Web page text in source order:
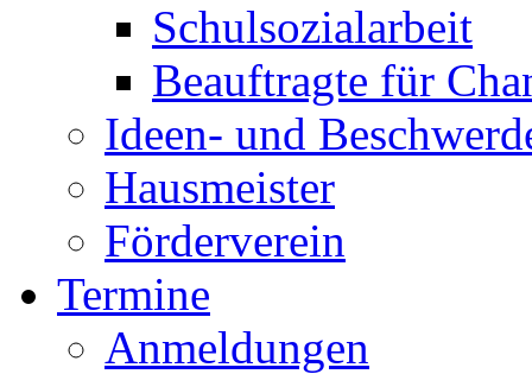
Schulsozialarbeit
Beauftragte für
Ideen- und
Hausmeister
Förderverein
Termine
Anmeldungen